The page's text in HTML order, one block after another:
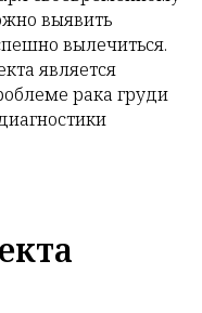
выявить
вылечиться.
является
рака груди